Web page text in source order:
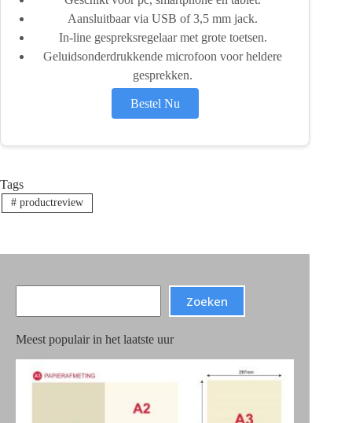
Aansluitbaar via USB of 3,5 mm jack.
In-line gespreksregelaar met grote toetsen.
Geluidsonderdrukkende microfoon voor heldere
gesprekken.
Bestel Nu
Tags
#productreview
Search
Zoeken
Meest populair in het laatste uur